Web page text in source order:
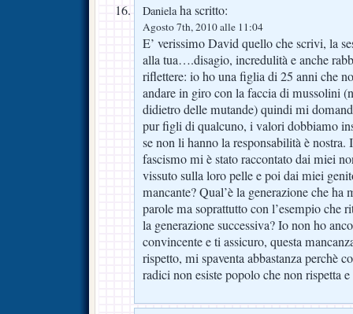
Danielaha scritto:
Agosto 7th, 2010 alle 11:04
E’ verissimo David quello che scrivi, la
alla tua….disagio, incredulità e anche
riflettere: io ho una figlia di 25 anni che
andare in giro con la faccia di mussolini
didietro delle mutande) quindi mi
pur figli di qualcuno, i valori dobbiamo
se non li hanno la responsabilità è
fascismo mi è stato raccontato dai miei
vissuto sulla loro pelle e poi dai miei
mancante? Qual’è la generazione che ha
parole ma soprattutto con l’esempio che
la generazione successiva? Io non ho
convincente e ti assicuro, questa
rispetto, mi spaventa abbastanza perchè
radici non esiste popolo che non rispetta